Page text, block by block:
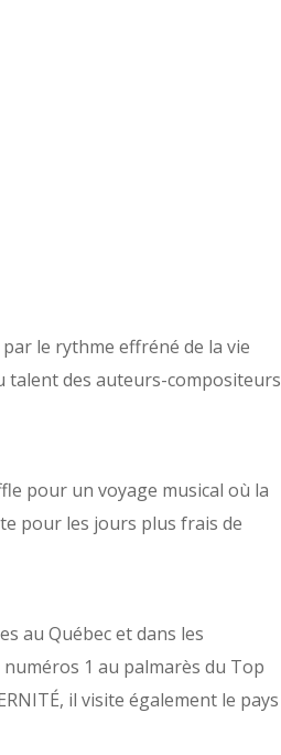
le rythme effréné de la vie
talent des auteurs-compositeurs
pour un voyage musical où la
pour les jours plus frais de
au Québec et dans les
1 au palmarès du Top
, il visite également le pays